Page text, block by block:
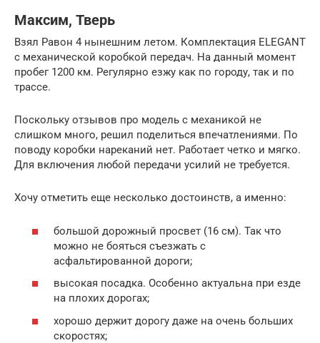
Максим, Тверь
Взял Равон 4 нынешним летом. Комплектация ELEGANT
с механической коробкой передач. На данный момент
пробег 1200 км. Регулярно езжу как по городу, так и по
трассе.
Поскольку отзывов про модель с механикой не
слишком много, решил поделиться впечатлениями. По
поводу коробки нареканий нет. Работает четко и мягко.
Для включения любой передачи усилий не требуется.
Хочу отметить еще несколько достоинств, а именно:
большой дорожный просвет (16 см). Так что
можно не бояться съезжать с
асфальтированной дороги;
высокая посадка. Особенно актуальна при езде
на плохих дорогах;
хорошо держит дорогу даже на очень больших
скоростях;